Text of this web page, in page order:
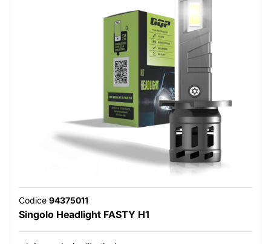
Codice 94375011
Singolo Headlight FASTY H1